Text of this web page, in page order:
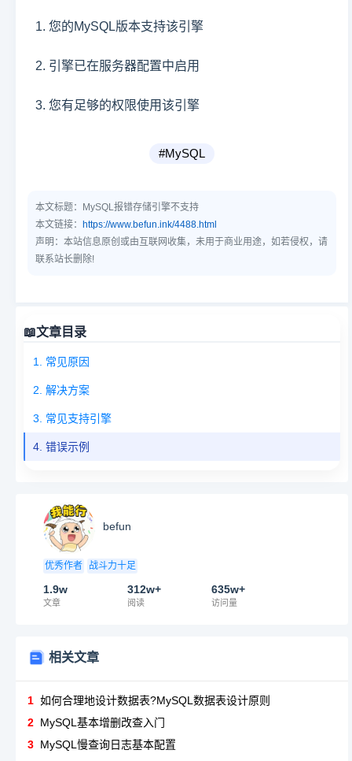
1. 您的MySQL版本支持该引擎
2. 引擎已在服务器配置中启用
3. 您有足够的权限使用该引擎
#MySQL
本文标题： MySQL报错存储引擎不支持
本文链接： https://www.befun.ink/4488.html
声明：本站信息原创或由互联网收集，未用于商业用途，如若侵权，请
联系站长删除!
📖文章目录
1. 常见原因
2. 解决方案
3. 常见支持引擎
4. 错误示例
befun
优秀作者 战斗力十足
1.9w
文章
312w+
阅读
635w+
访问量
相关文章
1 如何合理地设计数据表?MySQL数据表设计原则
2 MySQL基本增删改查入门
3 MySQL慢查询日志基本配置